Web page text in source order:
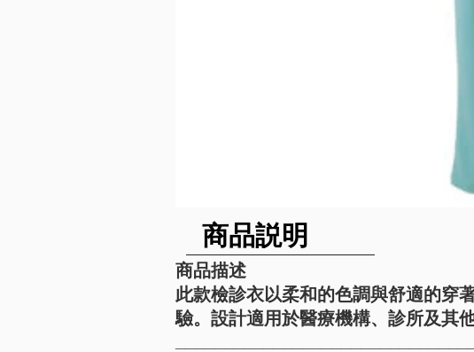
​商品説明
商品描述
此款檢診衣以柔和的色調與舒適的穿
驗。設計適用於醫療機構、診所及其